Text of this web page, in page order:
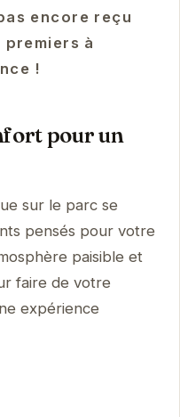
encore reçu
à
!
pour un
sur le parc se
pensés pour votre
paisible et
faire de votre
expérience